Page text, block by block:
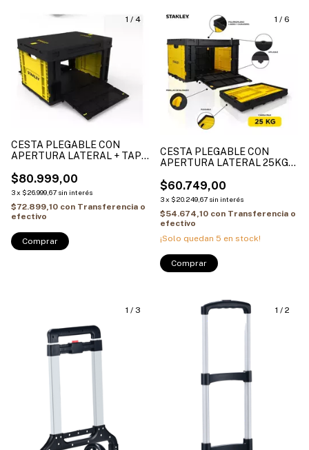
1 / 4
CESTA PLEGABLE CON
APERTURA LATERAL + TAPA
STANLEY FB533L
$80.999,00
3x $26.999,67 sin interés
$72.899,10 con Transferencia o
efectivo
1 / 6
CESTA PLEGABLE CON
APERTURA LATERAL 25KG
$60.749,00
3x $20.249,67 sin interés
$54.674,10 con Transferencia o
efectivo
¡Solo quedan 5 en stock!
1 / 3 1 / 2